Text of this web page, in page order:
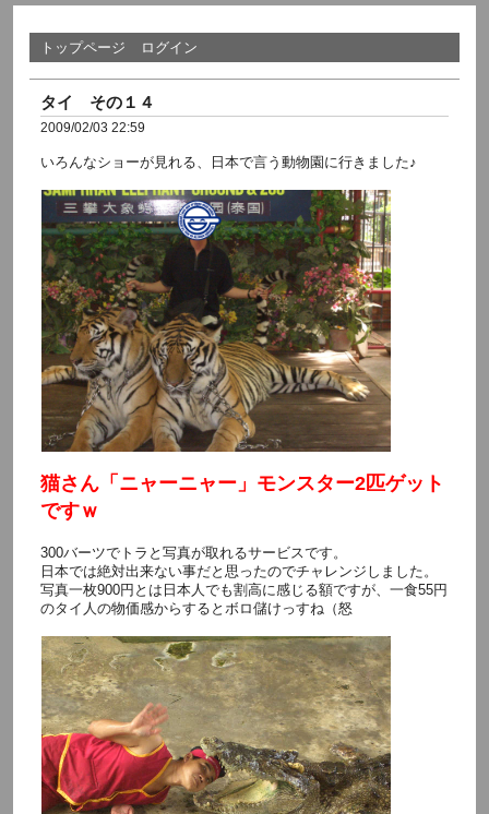
トップページ ログイン
タイ その１４
2009/02/03 22:59
いろんなショーが見れる、日本で言う動物園に行きました♪
猫さん「ニャーニャー」モンスター2匹ゲット
ですｗ
300バーツでトラと写真が取れるサービスです。
日本では絶対出来ない事だと思ったのでチャレンジしました。
写真一枚900円とは日本人でも割高に感じる額ですが、一食55円
のタイ人の物価感からするとボロ儲けっすね（怒